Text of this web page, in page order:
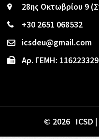
28ης Οκτωβρίου 9
+30 2651 068532
icsdeu@gmail.com
Αρ. ΓΕΜΗ:
© 2026 ICSD